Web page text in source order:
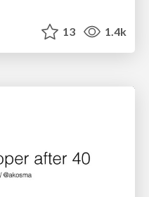
13 1.4k